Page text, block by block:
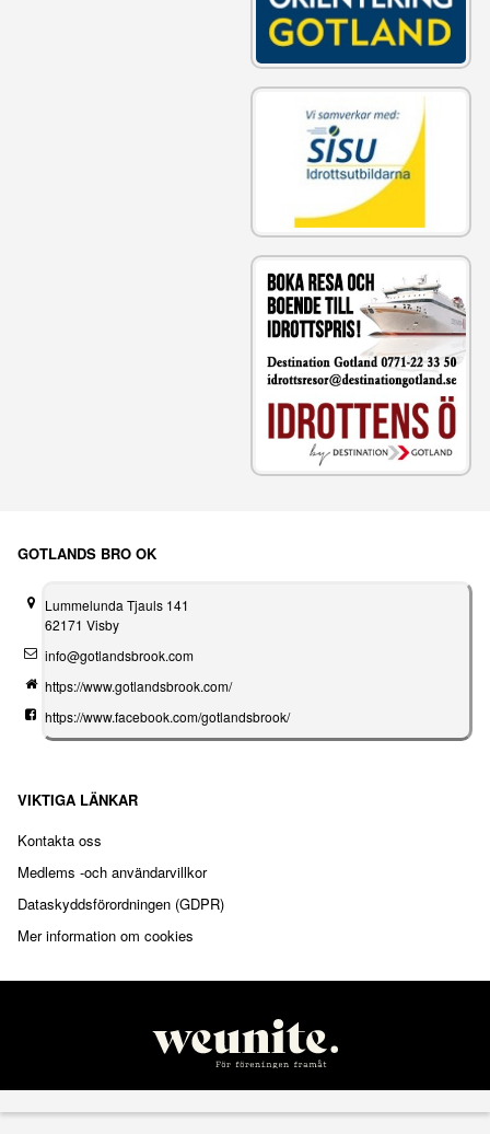
GOTLANDS BRO OK
Lummelunda Tjauls 141
62171 Visby
info@gotlandsbrook.com
https://www.gotlandsbrook.com/
https://www.facebook.com/gotlandsbrook/
VIKTIGA LÄNKAR
Kontakta oss
Medlems -och användarvillkor
Dataskyddsförordningen (GDPR)
Mer information om cookies